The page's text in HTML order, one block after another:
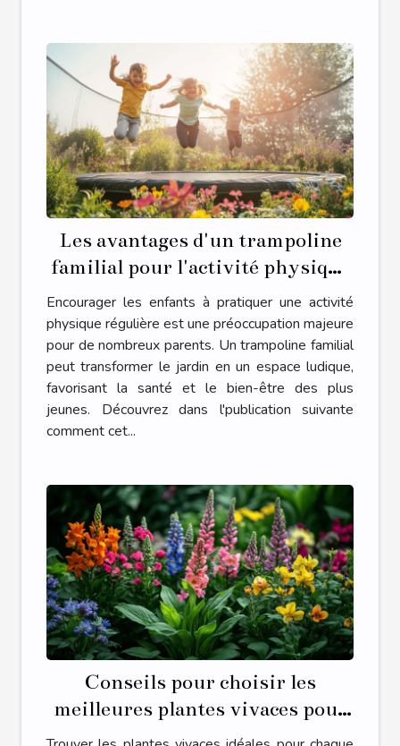
Les avantages d'un trampoline
familial pour l'activité physique
des enfants
Encourager les enfants à pratiquer une activité
physique régulière est une préoccupation majeure
pour de nombreux parents. Un trampoline familial
peut transformer le jardin en un espace ludique,
favorisant la santé et le bien-être des plus
jeunes. Découvrez dans l'publication suivante
comment cet...
Conseils pour choisir les
meilleures plantes vivaces pour
chaque saison